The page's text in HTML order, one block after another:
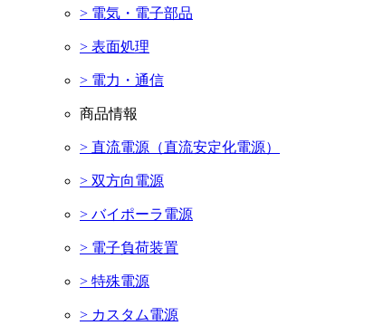
> 電気・電子部品
> 表面処理
> 電力・通信
商品情報
> 直流電源（直流安定化電源）
> 双方向電源
> バイポーラ電源
> 電子負荷装置
> 特殊電源
> カスタム電源